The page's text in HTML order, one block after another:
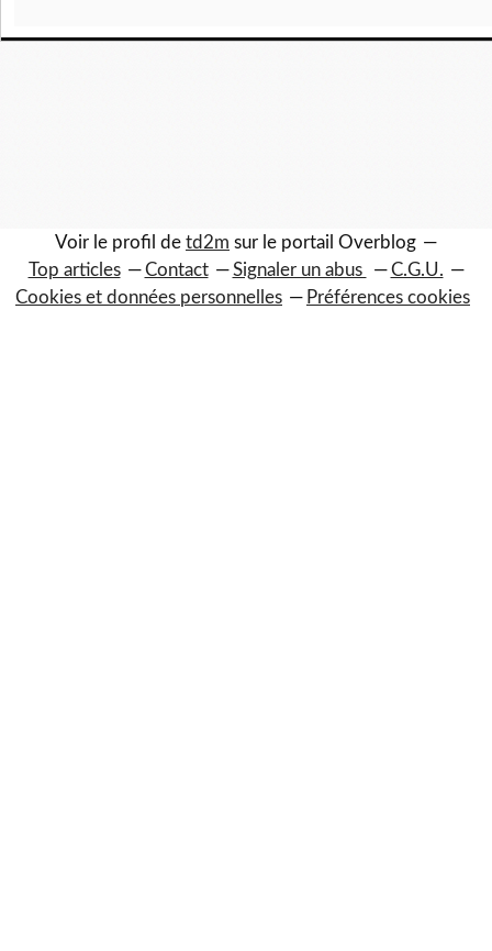
Voir le profil de td2m sur le portail Overblog
Top articles
Contact Signaler un abus
C.G.U.
Cookies et données personnelles
Préférences cookies